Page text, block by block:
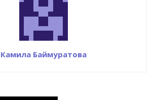
Камила Баймуратова